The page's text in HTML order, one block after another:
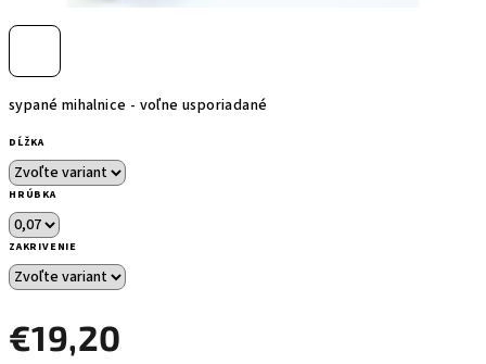
sypané mihalnice - voľne usporiadané
DĹŽKA
HRÚBKA
ZAKRIVENIE
€19,20